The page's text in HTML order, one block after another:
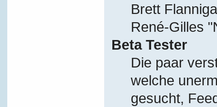
Brett
René-Gilles
Beta Tester
Die paar
welche
gesucht,